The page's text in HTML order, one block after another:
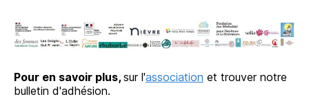
Pour en savoir plus, sur l'association et trouver notre
bulletin d'adhésion.